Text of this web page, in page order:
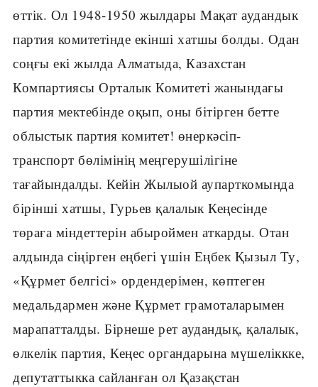
өттік. Ол 1948-1950 жылдары Мақат аудандык
партия комитетінде екінші хатшы болды. Одан
соңғы екі жылда Алматыда, Казахстан
Компартиясы Орталык Комитеті жанындағы
партия мектебінде оқып, оны бітірген бетте
облыстык партия комитет! өнеркәсіп-
транспорт бөлімінің меңгерушілігіне
тағайындалды. Кейін Жылыой аупарткомында
бірінші хатшы, Гурьев қалалык Кеңесінде
төраға міндеттерін абыроймен аткарды. Отан
алдында сіңірген еңбегі үшін Еңбек Қызыл Ту,
«Құрмет белгісі» ордендерімен, көптеген
медальдармен және Құрмет грамоталарымен
марапатталды. Бірнеше рет аудандық, қалалык,
өлкелік партия, Кеңес органдарына мүшеліккке,
депутаттыкка сайланған ол Қазақстан